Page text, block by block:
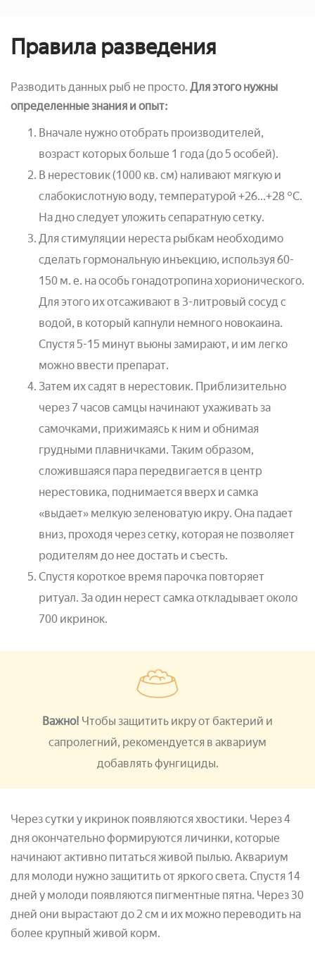
Правила разведения
Разводить данных рыб не просто. Для этого нужны
определенные знания и опыт:
Вначале нужно отобрать производителей,
возраст которых больше 1 года (до 5 особей).
В нерестовик (1000 кв. см) наливают мягкую и
слабокислотную воду, температурой +26...+28 °С.
На дно следует уложить сепаратную сетку.
Для стимуляции нереста рыбкам необходимо
сделать гормональную инъекцию, используя 60-
150 м. е. на особь гонадотропина хорионического.
Для этого их отсаживают в 3-литровый сосуд с
водой, в который капнули немного новокаина.
Спустя 5-15 минут вьюны замирают, и им легко
можно ввести препарат.
Затем их садят в нерестовик. Приблизительно
через 7 часов самцы начинают ухаживать за
самочками, прижимаясь к ним и обнимая
грудными плавничками. Таким образом,
сложившаяся пара передвигается в центр
нерестовика, поднимается вверх и самка
«выдает» мелкую зеленоватую икру. Она падает
вниз, проходя через сетку, которая не позволяет
родителям до нее достать и съесть.
Спустя короткое время парочка повторяет
ритуал. За один нерест самка откладывает около
700 икринок.
Важно! Чтобы защитить икру от бактерий и
сапролегний, рекомендуется в аквариум
добавлять фунгициды.
Через сутки у икринок появляются хвостики. Через 4
дня окончательно формируются личинки, которые
начинают активно питаться живой пылью. Аквариум
для молоди нужно защитить от яркого света. Спустя 14
дней у молоди появляются пигментные пятна. Через 30
дней они вырастают до 2 см и их можно переводить на
более крупный живой корм.